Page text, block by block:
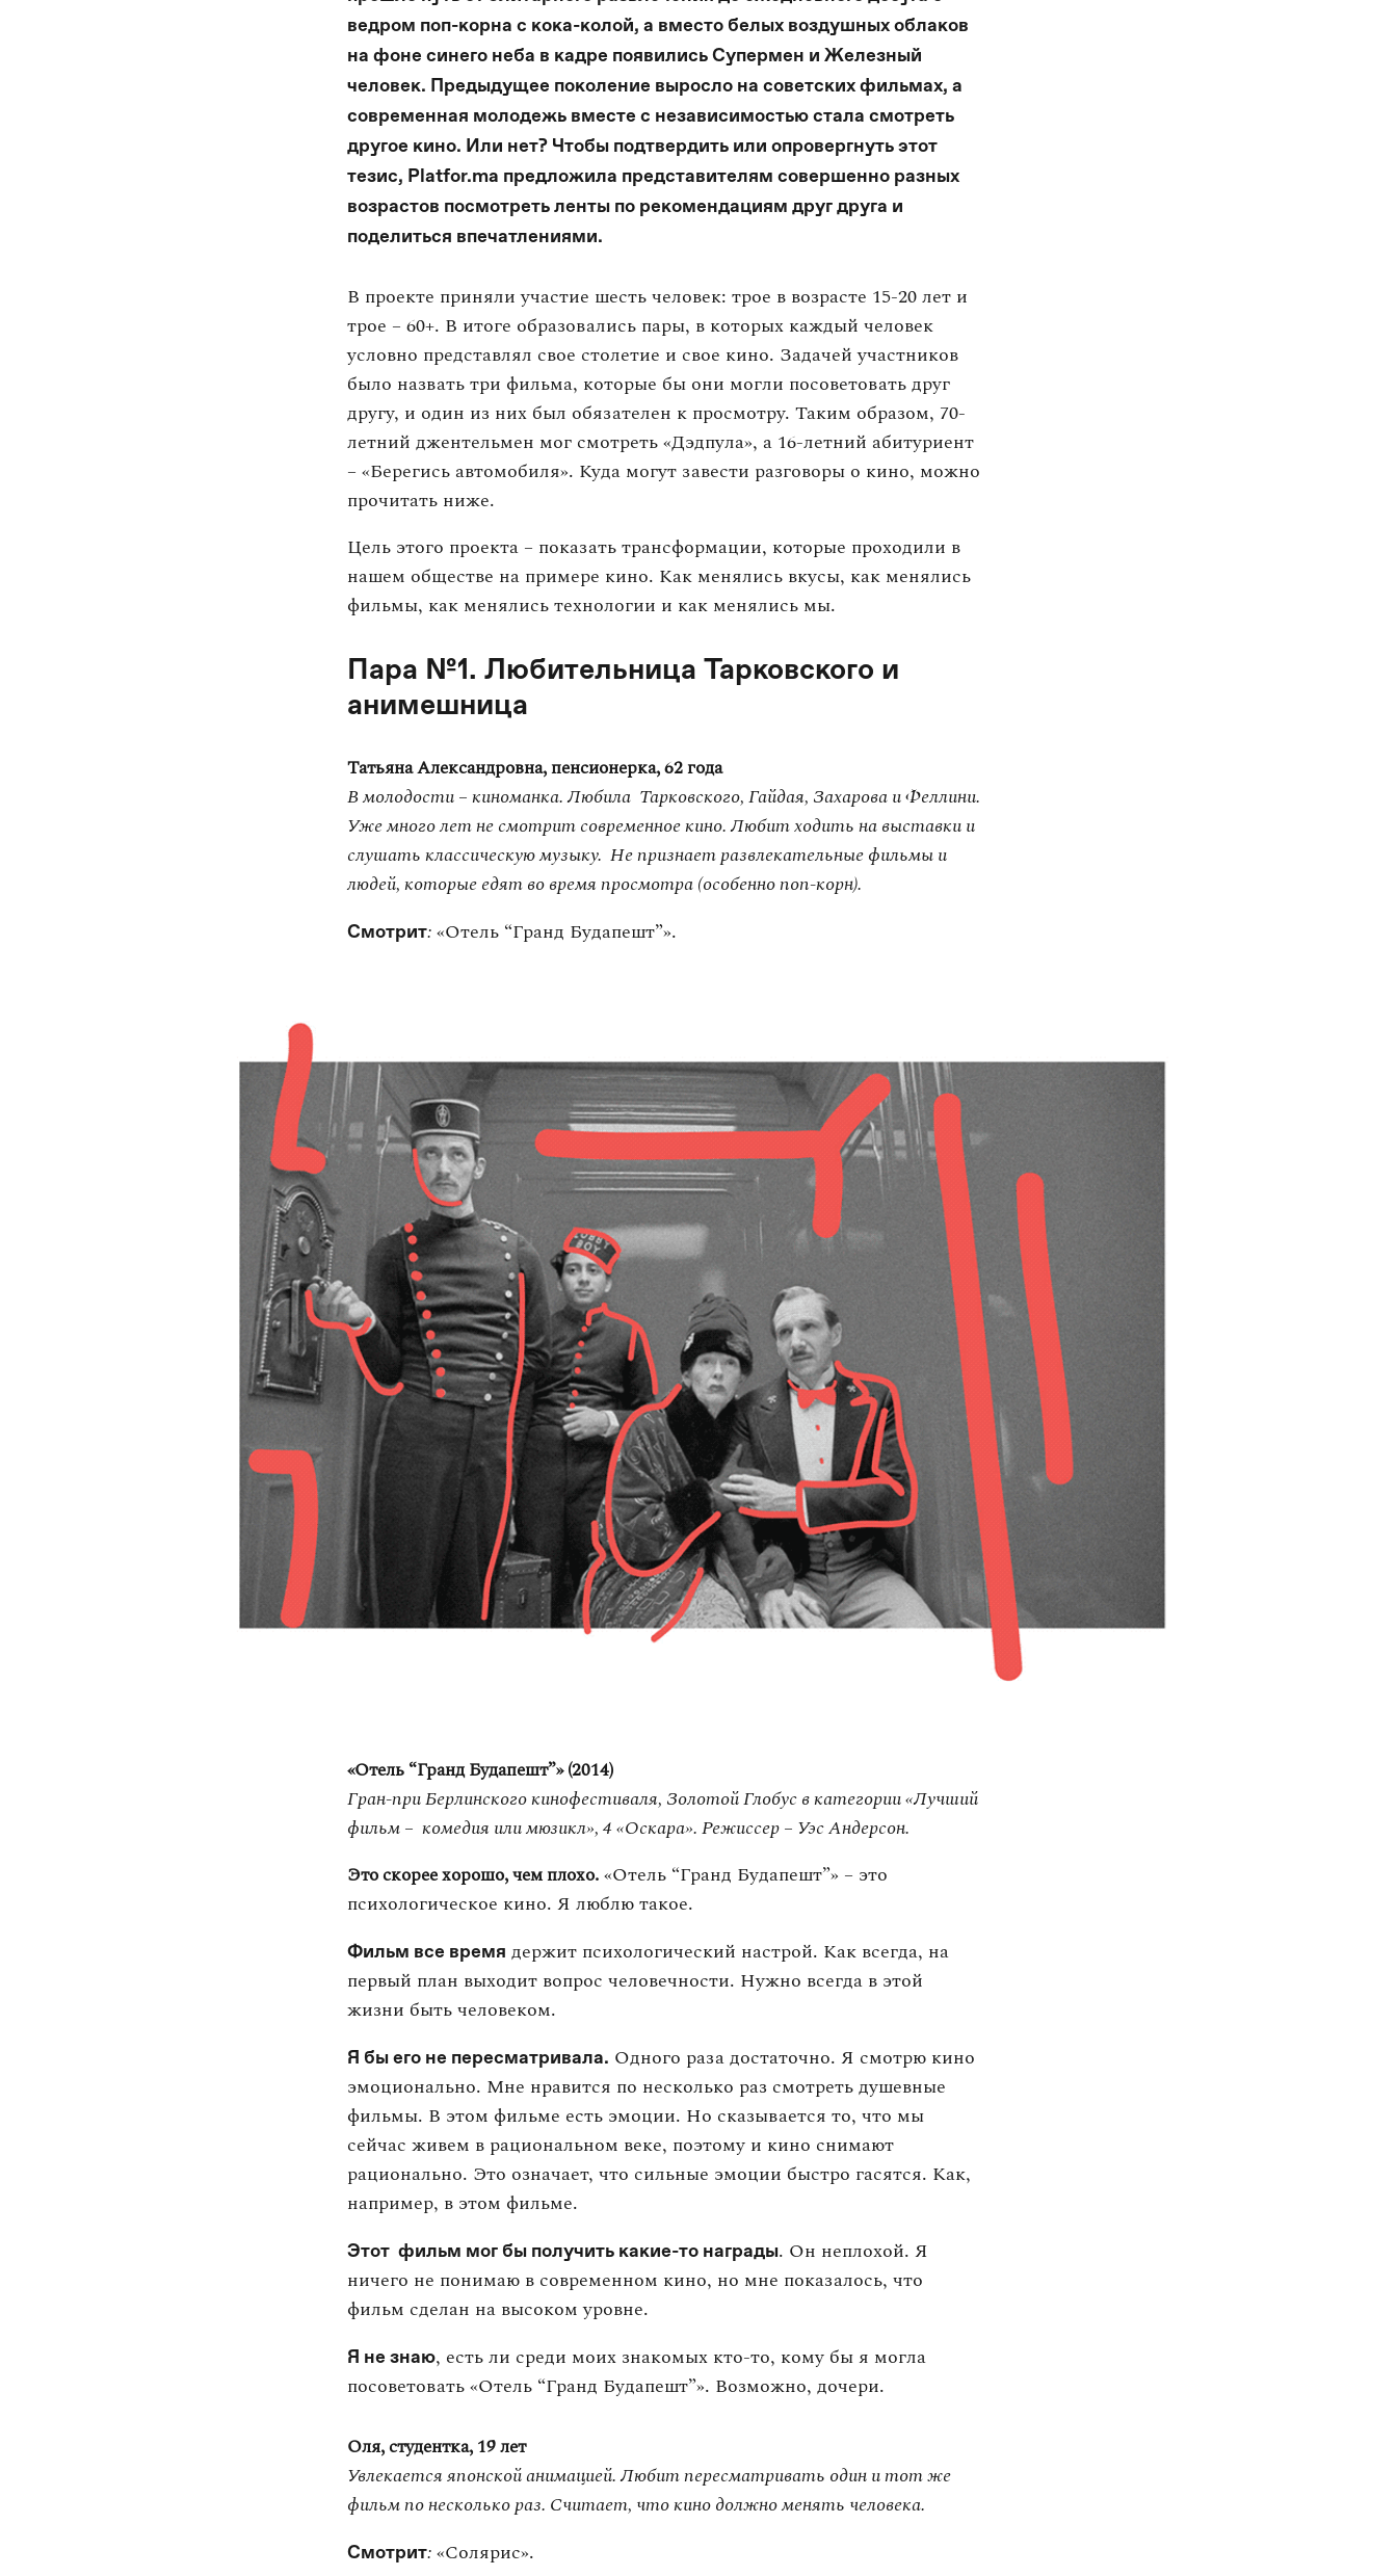
ведром поп-корна с кока-колой, а вместо белых воздушных облаков
на фоне синего неба в кадре появились Супермен и Железный
человек. Предыдущее поколение выросло на советских фильмах, а
современная молодежь вместе с независимостью стала смотреть
другое кино. Или нет? Чтобы подтвердить или опровергнуть этот
тезис, Platfor.ma предложила представителям совершенно разных
возрастов посмотреть ленты по рекомендациям друг друга и
поделиться впечатлениями.
В проекте приняли участие шесть человек: трое в возрасте 15-20 лет и
трое – 60+. В итоге образовались пары, в которых каждый человек
условно представлял свое столетие и свое кино. Задачей участников
было назвать три фильма, которые бы они могли посоветовать друг
другу, и один из них был обязателен к просмотру. Таким образом, 70-
летний джентельмен мог смотреть «Дэдпула», а 16-летний абитуриент
– «Берегись автомобиля». Куда могут завести разговоры о кино, можно
прочитать ниже.
Цель этого проекта – показать трансформации, которые проходили в
нашем обществе на примере кино. Как менялись вкусы, как менялись
фильмы, как менялись технологии и как менялись мы.
Пара №1. Любительница Тарковского и
анимешница
Татьяна Александровна, пенсионерка, 62 года
В молодости – киноманка. Любила Тарковского, Гайдая, Захарова и Феллини.
Уже много лет не смотрит современное кино. Любит ходить на выставки и
слушать классическую музыку. Не признает развлекательные фильмы и
людей, которые едят во время просмотра (особенно поп-корн).
Смотрит:«Отель “Гранд Будапешт”».
«Отель “Гранд Будапешт”» (2014)
Гран-при Берлинского кинофестиваля, Золотой Глобус в категории «Лучший
фильм – комедия или мюзикл», 4 «Оскара». Режиссер – Уэс Андерсон.
Это скорее хорошо, чем плохо.«Отель “Гранд Будапешт”» – это
психологическое кино. Я люблю такое.
Фильм все время держит психологический настрой. Как всегда, на
первый план выходит вопрос человечности. Нужно всегда в этой
жизни быть человеком.
Я бы его не пересматривала. Одного раза достаточно. Я смотрю кино
эмоционально. Мне нравится по несколько раз смотреть душевные
фильмы. В этом фильме есть эмоции. Но сказывается то, что мы
сейчас живем в рациональном веке, поэтому и кино снимают
рационально. Это означает, что сильные эмоции быстро гасятся. Как,
например, в этом фильме.
Этот фильм мог бы получить какие-то награды. Он неплохой. Я
ничего не понимаю в современном кино, но мне показалось, что
фильм сделан на высоком уровне.
Я не знаю, есть ли среди моих знакомых кто-то, кому бы я могла
посоветовать «Отель “Гранд Будапешт”». Возможно, дочери.
Оля, студентка, 19 лет
Увлекается японской анимацией. Любит пересматривать один и тот же
фильм по несколько раз. Считает, что кино должно менять человека.
Смотрит:«Солярис».